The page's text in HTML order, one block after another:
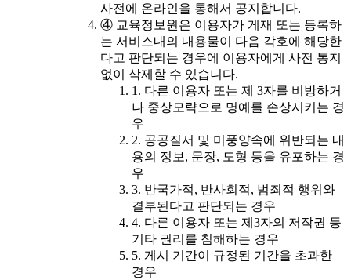
사전에 온라인을 통해서 공지합니다.
④ 교육정보원은 이용자가 게재 또는 등록하
는 서비스내의 내용물이 다음 각호에 해당한
다고 판단되는 경우에 이용자에게 사전 통지
없이 삭제할 수 있습니다.
1. 다른 이용자 또는 제 3자를 비방하거
나 중상모략으로 명예를 손상시키는 경
우
2. 공공질서 및 미풍양속에 위반되는 내
용의 정보, 문장, 도형 등을 유포하는 경
우
3. 반국가적, 반사회적, 범죄적 행위와
결부된다고 판단되는 경우
4. 다른 이용자 또는 제3자의 저작권 등
기타 권리를 침해하는 경우
5. 게시 기간이 규정된 기간을 초과한
경우